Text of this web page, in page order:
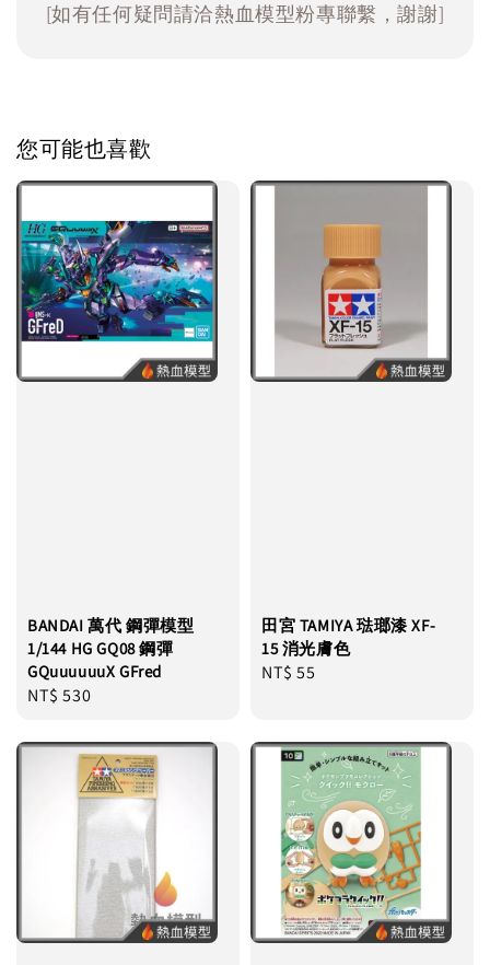
[如有任何疑問請洽熱血模型粉專聯繫，謝謝]
您可能也喜歡
BANDAI 萬代 鋼彈模型
1/144 HG GQ08 鋼彈
GQuuuuuuX GFred
Regular
NT$ 530
田宮 TAMIYA 琺瑯漆 XF-
15 消光膚色
Regular
NT$ 55